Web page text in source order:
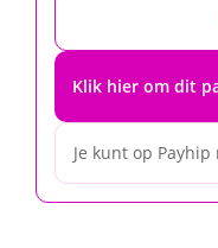
Klik hier om dit
Je kunt op